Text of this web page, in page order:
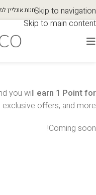
Skip to navigation
Skip to main content
חנות אונליין
you will earn 1 Point for
offers, and more!
Coming soon!